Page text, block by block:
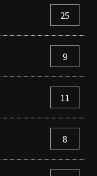
25
9
11
8